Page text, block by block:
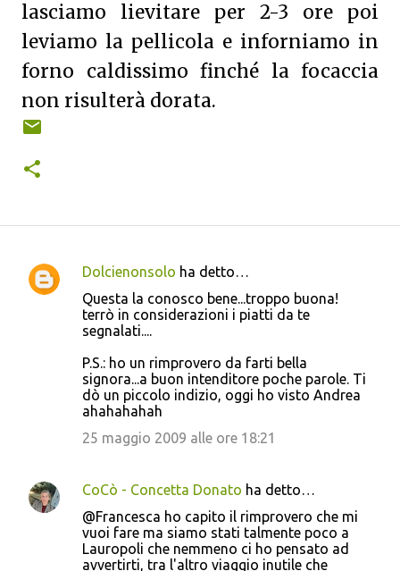
lasciamo lievitare per 2-3 ore poi
leviamo la pellicola e inforniamo in
forno caldissimo finché la focaccia
non risulterà dorata.
C
Dolcienonsolo ha detto…
Questa la conosco bene...troppo buona!
terrò in considerazioni i piatti da te
segnalati....
P.S.: ho un rimprovero da farti bella
signora...a buon intenditore poche parole. Ti
dò un piccolo indizio, oggi ho visto Andrea
ahahahahah
25 maggio 2009 alle ore 18:21
CoCò - Concetta Donato ha detto…
@Francesca ho capito il rimprovero che mi
vuoi fare ma siamo stati talmente poco a
Lauropoli che nemmeno ci ho pensato ad
avvertirti, tra l'altro viaggio inutile che